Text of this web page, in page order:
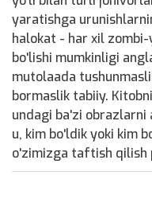
yaratishga
halokat - har xil
bo'lishi mumkinligi
mutolaada
bormaslik tabiiy.
undagi ba'zi
u, kim bo'ldik yoki kim
o'zimizga taftish qilish